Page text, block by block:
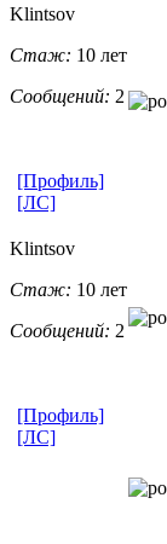
Klintsov
Стаж: 10 лет
Сообщений: 2
[Профиль]
[ЛС]
Klintsov
Стаж: 10 лет
Сообщений: 2
[Профиль]
[ЛС]